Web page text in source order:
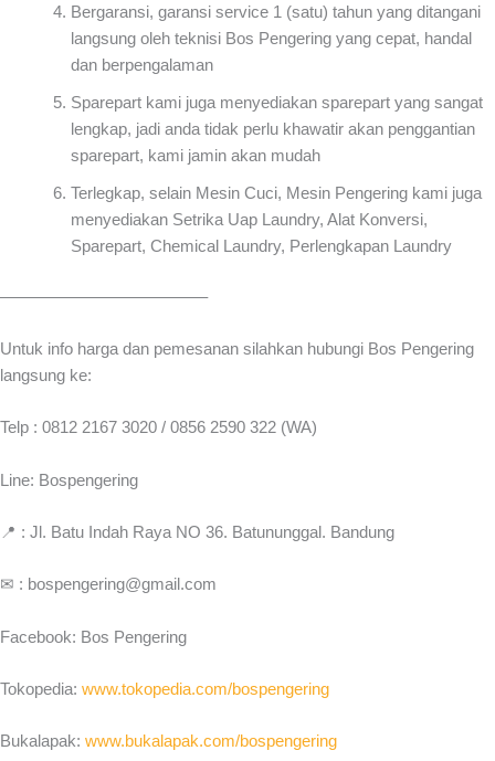
Bergaransi, garansi service 1 (satu) tahun yang ditangani
langsung oleh teknisi Bos Pengering yang cepat, handal
dan berpengalaman
Sparepart kami juga menyediakan sparepart yang sangat
lengkap, jadi anda tidak perlu khawatir akan penggantian
sparepart, kami jamin akan mudah
Terlegkap, selain Mesin Cuci, Mesin Pengering kami juga
menyediakan Setrika Uap Laundry, Alat Konversi,
Sparepart, Chemical Laundry, Perlengkapan Laundry
————————————–
Untuk info harga dan pemesanan silahkan hubungi Bos Pengering
langsung ke:
Telp : 0812 2167 3020 / 0856 2590 322 (WA)
Line: Bospengering
📍 : Jl. Batu Indah Raya NO 36. Batununggal. Bandung
✉ : bospengering@gmail.com
Facebook: Bos Pengering
Tokopedia: www.tokopedia.com/bospengering
Bukalapak: www.bukalapak.com/bospengering